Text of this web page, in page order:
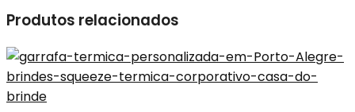
Produtos relacionados